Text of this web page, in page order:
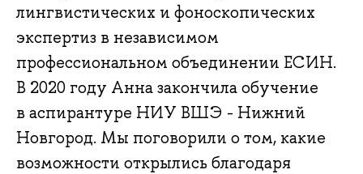
лингвистических и фоноскопических
экспертиз в независимом
профессиональном объединении ЕСИН.
В 2020 году Анна закончила обучение
в аспирантуре НИУ ВШЭ - Нижний
Новгород. Мы поговорили о том, какие
возможности открылись благодаря